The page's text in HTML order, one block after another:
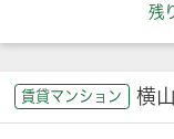
残
賃貸マンション 横